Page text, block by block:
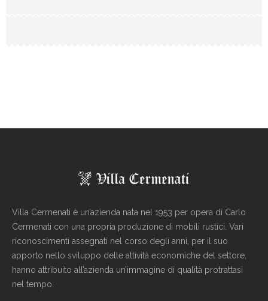
Villa Cermenati è un’azienda nata nel 1953 per opera di Carlo
Cermenati con una propria produzione di mobili rustici. Vari
riconoscimenti assegnati nel corso degli anni, per il suo
apporto nello sviluppo delle attività economiche del settore,
hanno attribuito all’azienda un’immagine di qualità protrattasi
nel tempo.